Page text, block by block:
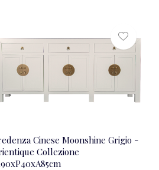
Cinese Moonshine Grigio -
Collezione